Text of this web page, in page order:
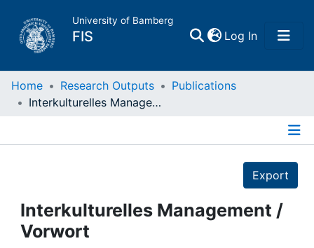
University of Bamberg
FIS Log In(current)
Home
Projects
People
Home Research Outputs
Publications
Interkulturelles Management / Vorwort
Export
Interkulturelles Management /
Vorwort